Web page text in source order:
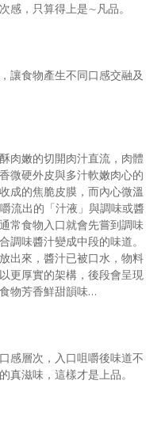
感，只算得上是∼凡品。
讓食物產生不同口感交融及
肉嫩的切開肉汁直流，肉體
微硬外皮與多汁軟嫩肉心的
成的焦脆皮膜，而內心微溫
流出的「汁液」與調味或醬
常食物入口就會先嘗到調味
調味醬汁變成中段的味道。
出來，醬汁已被口水，物料
更厚實的架構，後段會呈現
物芳香鮮甜韻味…
感層次，入口咀嚼後味道不
真滋味，這樣才是上品。